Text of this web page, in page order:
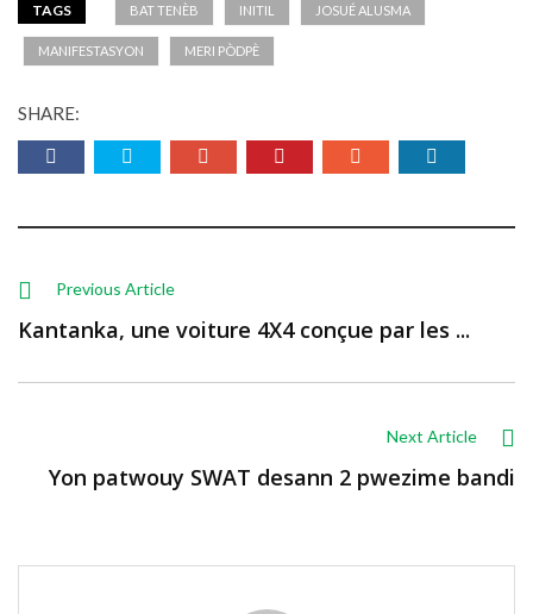
TAGS BAT TENÈB INITIL JOSUÉ ALUSMA
MANIFESTASYON MERI PÒDPÈ
SHARE:
Previous Article
Kantanka, une voiture 4X4 conçue par les ...
Next Article
Yon patwouy SWAT desann 2 pwezime bandi